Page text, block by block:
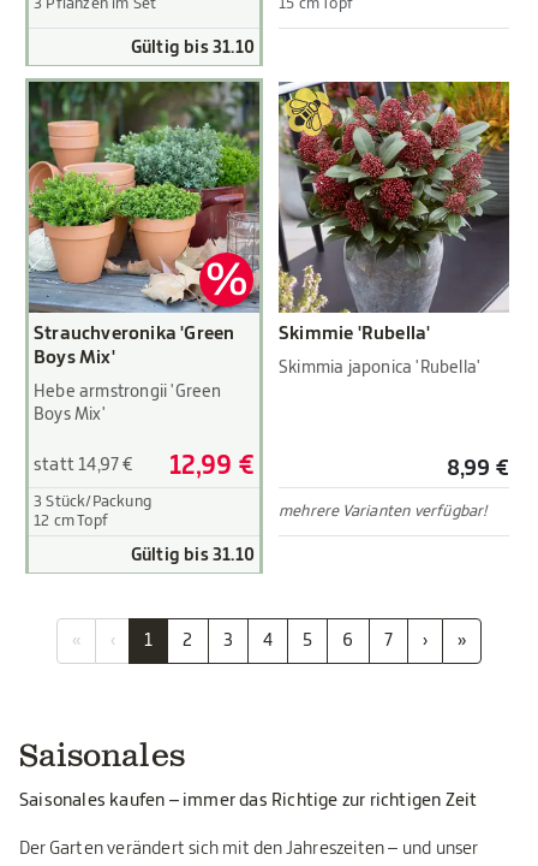
3 Pflanzen im Set
Gültig bis 31.10
15 cm Topf
Strauchveronika 'Green
Boys Mix'
Hebe armstrongii 'Green
Boys Mix'
statt 14,97 € 12,99 €
3 Stück/Packung
12 cm Topf
Gültig bis 31.10
Skimmie 'Rubella'
Skimmia japonica 'Rubella'
8,99 €
mehrere Varianten verfügbar!
« ‹ 1 2 3 4 5 6 7 › »
Saisonales
Saisonales kaufen – immer das Richtige zur richtigen Zeit
Der Garten verändert sich mit den Jahreszeiten – und unser